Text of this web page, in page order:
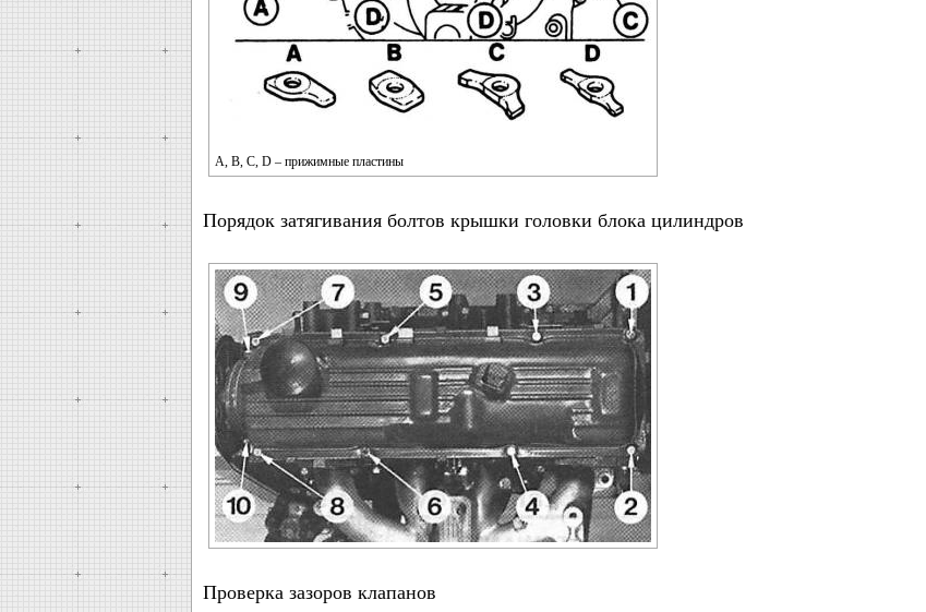
A, B, C, D – прижимные пластины
Порядок затягивания болтов крышки головки блока цилиндров
Проверка зазоров клапанов